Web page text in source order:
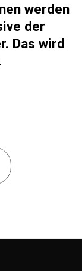
werden
der
Das wird